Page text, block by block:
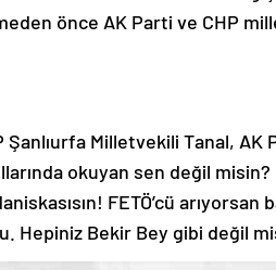
önce AK Parti ve CHP
Şanlıurfa Milletvekili Tanal,
okuyan sen değil
FETÖ’cü
Hepiniz Bekir Bey gibi değil